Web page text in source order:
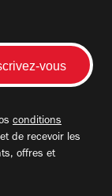
conditions
et de recevoir les
offres et